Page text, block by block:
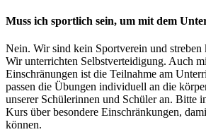
Muss ich sportlich sein, um mit dem
Nein. Wir sind kein Sportverein und streben
Wir unterrichten Selbstverteidigung. Auch
Einschränungen ist die Teilnahme am
passen die Übungen individuell an die
unserer Schülerinnen und Schüler an. Bitte
Kurs über besondere Einschränkungen,
können.